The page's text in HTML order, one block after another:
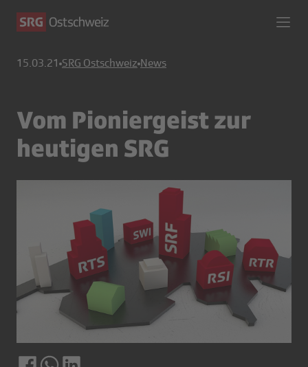
15.03.21 SRG Ostschweiz News
Vom Pioniergeist zur
heutigen SRG